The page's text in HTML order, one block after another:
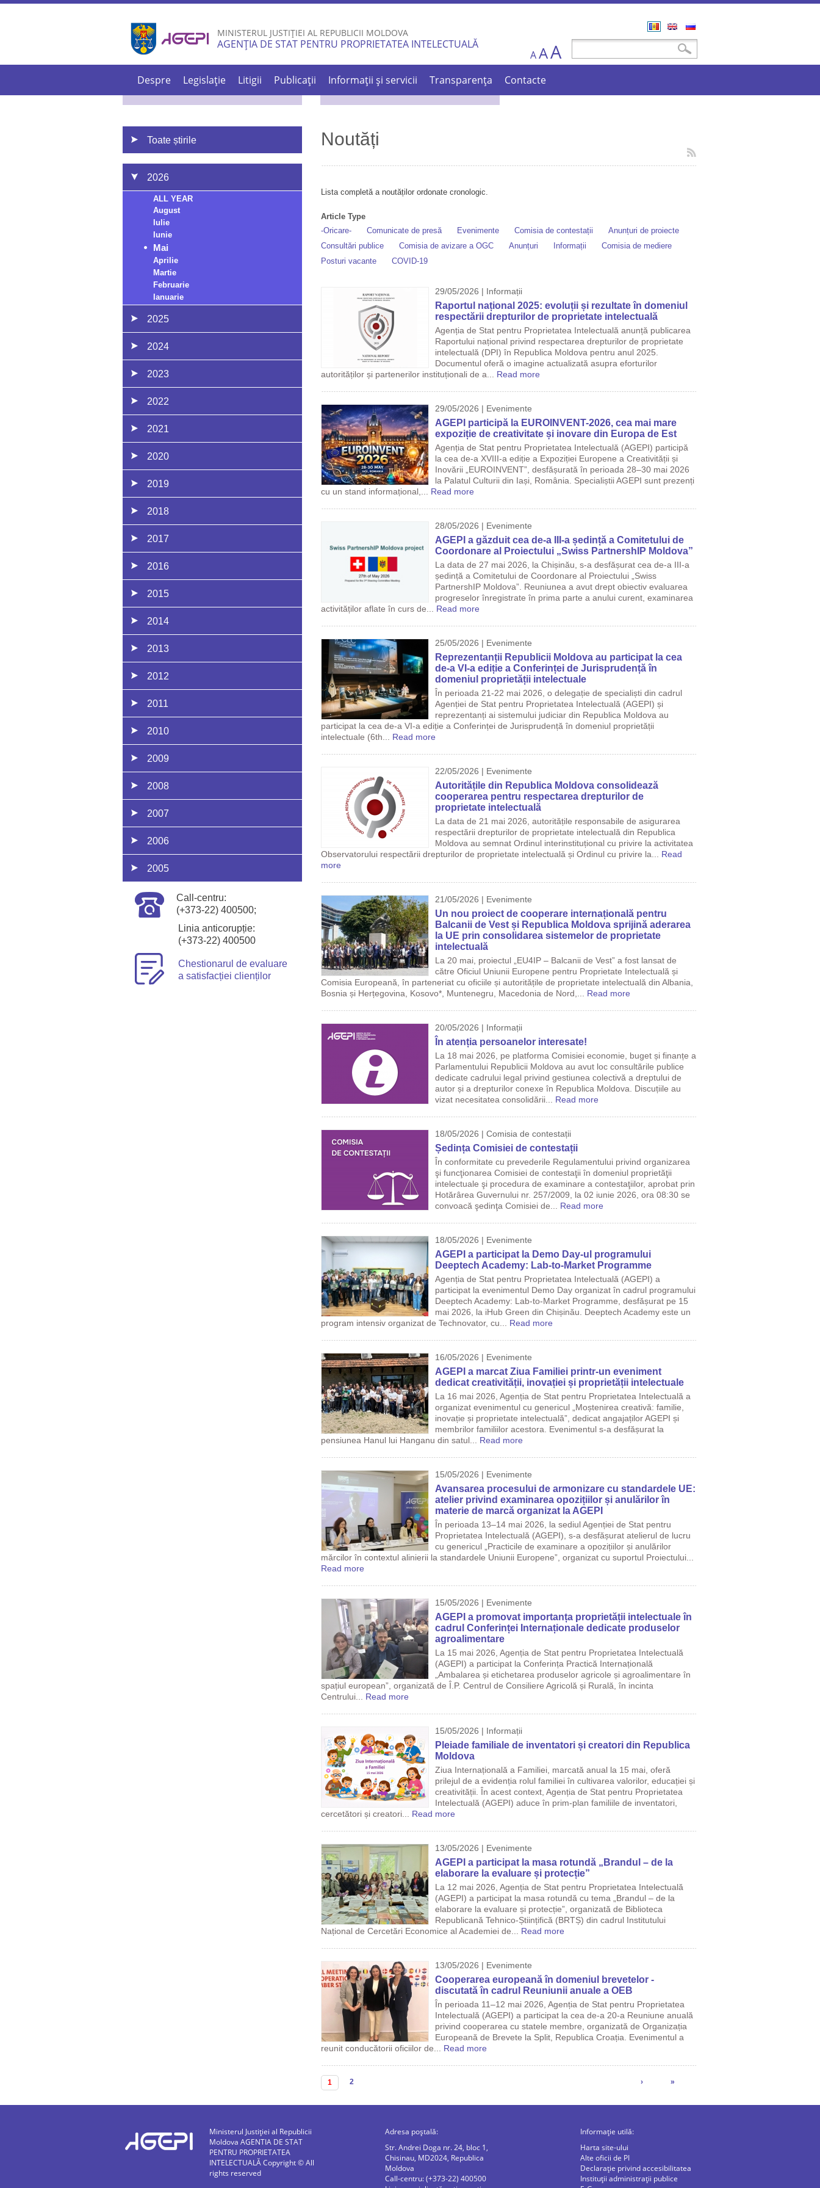
Skip to
content
MINISTERUL JUSTIȚIEI AL REPUBLICII MOLDOVA
AGENȚIA DE STAT PENTRU PROPRIETATEA INTELECTUALĂ Căutare
A AA
Despre Legislație Litigii Publicații Informații și servicii Transparența Contacte
Toate știrile
2026
ALL YEAR
August
Iulie
Iunie
Mai
Aprilie
Martie
Februarie
Ianuarie
2025
2024
2023
2022
2021
2020
2019
2018
2017
2016
2015
2014
2013
2012
2011
2010
2009
2008
2007
2006
2005
Call-centru:
(+373-22) 400500;
Linia anticorupție:
(+373-22) 400500
Chestionarul de evaluare
a satisfacției clienților
Noutăți
Lista completă a noutăților ordonate cronologic.
Article Type
-Oricare-
Comunicate de presă Evenimente Comisia de contestații
Anunțuri de proiecte
Consultări publice
Comisia de avizare a OGC Anunțuri Informații
Comisia de mediere
Posturi vacante
COVID-19
29/05/2026 | Informații
Raportul național 2025: evoluții și rezultate în domeniul
respectării drepturilor de proprietate intelectuală
Agenția de Stat pentru Proprietatea Intelectuală anunță publicarea
Raportului național privind respectarea drepturilor de proprietate
intelectuală (DPI) în Republica Moldova pentru anul 2025.
Documentul oferă o imagine actualizată asupra eforturilor
autorităților și partenerilor instituționali de a... Read more
29/05/2026 | Evenimente
AGEPI participă la EUROINVENT-2026, cea mai mare
expoziție de creativitate și inovare din Europa de Est
Agenția de Stat pentru Proprietatea Intelectuală (AGEPI) participă
la cea de-a XVIII-a ediție a Expoziției Europene a Creativității și
Inovării „EUROINVENT”, desfășurată în perioada 28–30 mai 2026
la Palatul Culturii din Iași, România. Specialiștii AGEPI sunt prezenți
cu un stand informațional,... Read more
28/05/2026 | Evenimente
AGEPI a găzduit cea de-a III-a ședință a Comitetului de
Coordonare al Proiectului „Swiss PartnershIP Moldova”
La data de 27 mai 2026, la Chișinău, s-a desfășurat cea de-a III-a
ședință a Comitetului de Coordonare al Proiectului „Swiss
PartnershIP Moldova”. Reuniunea a avut drept obiectiv evaluarea
progreselor înregistrate în prima parte a anului curent, examinarea
activităților aflate în curs de... Read more
25/05/2026 | Evenimente
Reprezentanții Republicii Moldova au participat la cea
de-a VI-a ediție a Conferinței de Jurisprudență în
domeniul proprietății intelectuale
În perioada 21-22 mai 2026, o delegație de specialiști din cadrul
Agenției de Stat pentru Proprietatea Intelectuală (AGEPI) și
reprezentanți ai sistemului judiciar din Republica Moldova au
participat la cea de-a VI-a ediție a Conferinței de Jurisprudență în domeniul proprietății
intelectuale (6th... Read more
22/05/2026 | Evenimente
Autoritățile din Republica Moldova consolidează
cooperarea pentru respectarea drepturilor de
proprietate intelectuală
La data de 21 mai 2026, autoritățile responsabile de asigurarea
respectării drepturilor de proprietate intelectuală din Republica
Moldova au semnat Ordinul interinstituțional cu privire la activitatea
Observatorului respectării drepturilor de proprietate intelectuală și Ordinul cu privire la... Read
more
21/05/2026 | Evenimente
Un nou proiect de cooperare internațională pentru
Balcanii de Vest și Republica Moldova sprijină aderarea
la UE prin consolidarea sistemelor de proprietate
intelectuală
La 20 mai, proiectul „EU4IP – Balcanii de Vest” a fost lansat de
către Oficiul Uniunii Europene pentru Proprietate Intelectuală și
Comisia Europeană, în parteneriat cu oficiile și autoritățile de proprietate intelectuală din Albania,
Bosnia și Herțegovina, Kosovo*, Muntenegru, Macedonia de Nord,... Read more
20/05/2026 | Informații
În atenția persoanelor interesate!
La 18 mai 2026, pe platforma Comisiei economie, buget și finanțe a
Parlamentului Republicii Moldova au avut loc consultările publice
dedicate cadrului legal privind gestiunea colectivă a dreptului de
autor și a drepturilor conexe în Republica Moldova. Discuțiile au
vizat necesitatea consolidării... Read more
18/05/2026 | Comisia de contestații
Ședința Comisiei de contestații
În conformitate cu prevederile Regulamentului privind organizarea
şi funcţionarea Comisiei de contestaţii în domeniul proprietăţii
intelectuale şi procedura de examinare a contestaţiilor, aprobat prin
Hotărârea Guvernului nr. 257/2009, la 02 iunie 2026, ora 08:30 se
convoacă şedinţa Comisiei de... Read more
18/05/2026 | Evenimente
AGEPI a participat la Demo Day-ul programului
Deeptech Academy: Lab-to-Market Programme
Agenția de Stat pentru Proprietatea Intelectuală (AGEPI) a
participat la evenimentul Demo Day organizat în cadrul programului
Deeptech Academy: Lab-to-Market Programme, desfășurat pe 15
mai 2026, la iHub Green din Chișinău. Deeptech Academy este un
program intensiv organizat de Technovator, cu... Read more
16/05/2026 | Evenimente
AGEPI a marcat Ziua Familiei printr-un eveniment
dedicat creativității, inovației și proprietății intelectuale
La 16 mai 2026, Agenția de Stat pentru Proprietatea Intelectuală a
organizat evenimentul cu genericul „Moștenirea creativă: familie,
inovație și proprietate intelectuală”, dedicat angajaților AGEPI și
membrilor familiilor acestora. Evenimentul s-a desfășurat la
pensiunea Hanul lui Hanganu din satul... Read more
15/05/2026 | Evenimente
Avansarea procesului de armonizare cu standardele UE:
atelier privind examinarea opozițiilor și anulărilor în
materie de marcă organizat la AGEPI
În perioada 13–14 mai 2026, la sediul Agenției de Stat pentru
Proprietatea Intelectuală (AGEPI), s-a desfășurat atelierul de lucru
cu genericul „Practicile de examinare a opozițiilor și anulărilor
mărcilor în contextul alinierii la standardele Uniunii Europene”, organizat cu suportul Proiectului...
Read more
15/05/2026 | Evenimente
AGEPI a promovat importanța proprietății intelectuale în
cadrul Conferinței Internaționale dedicate produselor
agroalimentare
La 15 mai 2026, Agenția de Stat pentru Proprietatea Intelectuală
(AGEPI) a participat la Conferința Practică Internațională
„Ambalarea și etichetarea produselor agricole și agroalimentare în
spațiul european”, organizată de Î.P. Centrul de Consiliere Agricolă și Rurală, în incinta
Centrului... Read more
15/05/2026 | Informații
Pleiade familiale de inventatori și creatori din Republica
Moldova
Ziua Internațională a Familiei, marcată anual la 15 mai, oferă
prilejul de a evidenția rolul familiei în cultivarea valorilor, educației și
creativității. În acest context, Agenția de Stat pentru Proprietatea
Intelectuală (AGEPI) aduce în prim-plan familiile de inventatori,
cercetători și creatori... Read more
13/05/2026 | Evenimente
AGEPI a participat la masa rotundă „Brandul – de la
elaborare la evaluare și protecție”
La 12 mai 2026, Agenția de Stat pentru Proprietatea Intelectuală
(AGEPI) a participat la masa rotundă cu tema „Brandul – de la
elaborare la evaluare și protecție”, organizată de Biblioteca
Republicană Tehnico-Științifică (BRTȘ) din cadrul Institutului
Național de Cercetări Economice al Academiei de... Read more
13/05/2026 | Evenimente
Cooperarea europeană în domeniul brevetelor -
discutată în cadrul Reuniunii anuale a OEB
În perioada 11–12 mai 2026, Agenția de Stat pentru Proprietatea
Intelectuală (AGEPI) a participat la cea de-a 20-a Reuniune anuală
privind cooperarea cu statele membre, organizată de Organizația
Europeană de Brevete la Split, Republica Croația. Evenimentul a
reunit conducătorii oficiilor de... Read more
1 2 › »
Ministerul Justiției al Republicii
Moldova AGENTIA DE STAT
PENTRU PROPRIETATEA
INTELECTUALĂ Copyright © All
rights reserved
Adresa poștală:
Str. Andrei Doga nr. 24, bloc 1,
Chisinau, MD2024, Republica
Moldova
Call-centru: (+373-22) 400500
Informație utilă:
Harta site-ului
Alte oficii de PI
Declarație privind accesibilitatea
Instituții administrații publice